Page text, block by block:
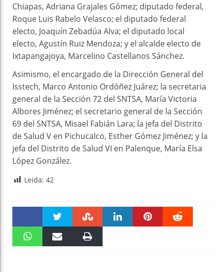
Chiapas, Adriana Grajales Gómez; diputado federal,
Roque Luis Rabelo Velasco; el diputado federal
electo, Joaquín Zebadúa Alva; el diputado local
electo, Agustín Ruiz Mendoza; y el alcalde electo de
Ixtapangajoya, Marcelino Castellanos Sánchez.
Asimismo, el encargado de la Dirección General del
Isstech, Marco Antonio Ordóñez Juárez; la secretaria
general de la Sección 72 del SNTSA, María Victoria
Albores Jiménez; el secretario general de la Sección
69 del SNTSA, Misael Fabián Lara; la jefa del Distrito
de Salud V en Pichucalco, Esther Gómez Jiménez; y la
jefa del Distrito de Salud VI en Palenque, María Elsa
López González.
Leída: 42
Faceboo Twitter Stumble